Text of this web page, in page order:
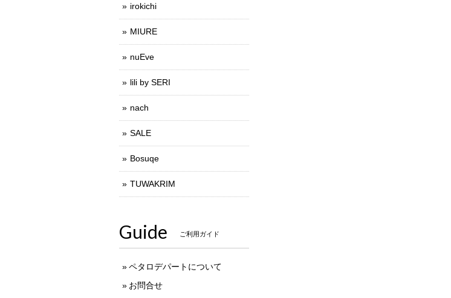
irokichi
MIURE
nuEve
lili by SERI
nach
SALE
Bosuqe
TUWAKRIM
Guide ご利用ガイド
ペタロデパートについて
お問合せ